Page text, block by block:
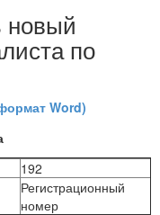
новый
по
Word)
192
Регистрационный
номер